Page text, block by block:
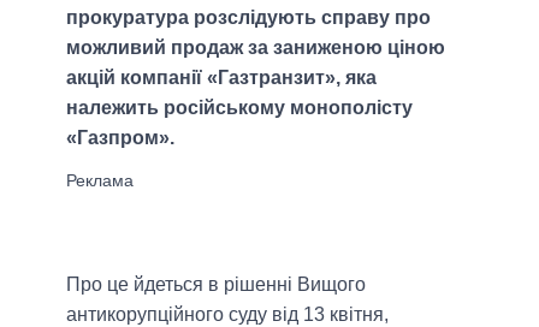
прокуратура розслідують справу про
можливий продаж за заниженою ціною
акцій компанії «Газтранзит», яка
належить російському монополісту
«Газпром».
Про це йдеться в рішенні Вищого
антикорупційного суду від 13 квітня,